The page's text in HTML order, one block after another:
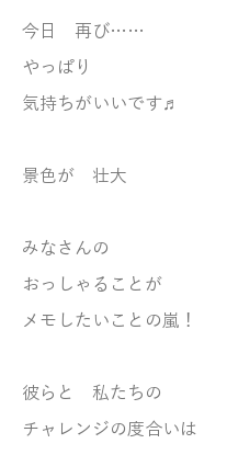
今日 再び……
やっぱり
気持ちがいいです♬
景色が 壮大
みなさんの
おっしゃることが
メモしたいことの嵐！
彼らと 私たちの
チャレンジの度合いは